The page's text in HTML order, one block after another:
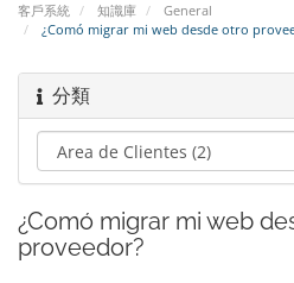
客戶系統 知識庫
General
¿Comó migrar mi web desde otro
分類
¿Comó migrar mi web
proveedor?